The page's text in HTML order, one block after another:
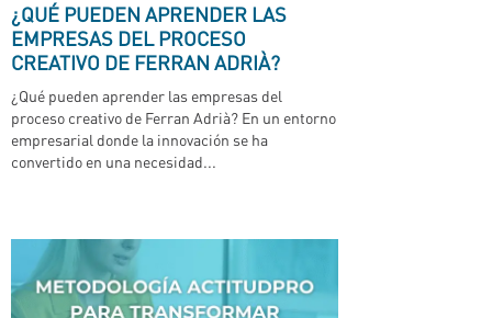
¿QUÉ PUEDEN APRENDER LAS
EMPRESAS DEL PROCESO
CREATIVO DE FERRAN ADRIÀ?
¿Qué pueden aprender las empresas del
proceso creativo de Ferran Adrià? En un entorno
empresarial donde la innovación se ha
convertido en una necesidad...